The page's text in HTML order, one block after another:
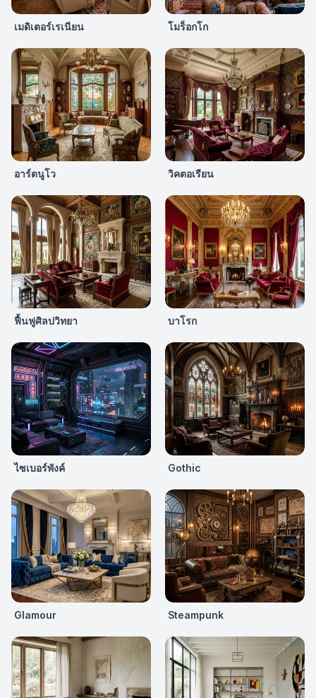
เมดิเตอร์เรเนียน โมร็อกโก
อาร์ตนูโว วิคตอเรียน
ฟื้นฟูศิลปวิทยา บาโรก
ไซเบอร์พังค์ Gothic
Glamour Steampunk